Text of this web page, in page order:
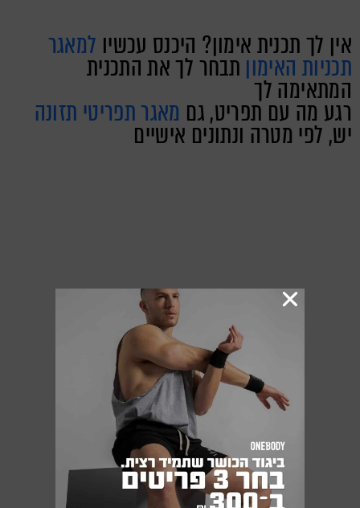
אין לך תכנית אימון? היכנס עכשיו למאגר
תכניות האימון תבחר לך את התכנית
המתאימה לך
רגע מה עם תפריט, גם מאגר תפריטי תזונה
יש, לפי מטרה ונתונים אישיים